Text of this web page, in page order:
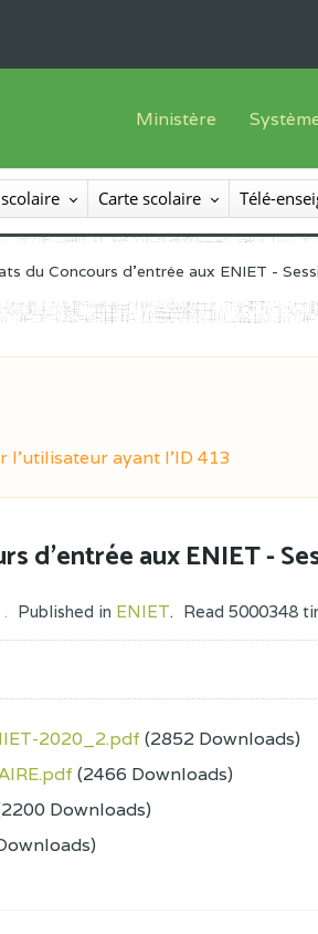
Ministère
Le Ministre
Le SEESEN
Inspection Générale
Offre
Carte scolaire Télé-
du Concours d'entrée aux ENIET -
l'utilisateur ayant l'ID 413
d'entrée aux ENIET -
. Published in ENIET. Read 5000348
2020_2.pdf (2852 Downloads)
(2466 Downloads)
Downloads)